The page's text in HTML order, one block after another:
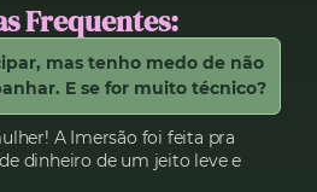
Frequentes:
mas tenho medo de não
E se for muito técnico?
A Imersão foi feita pra
dinheiro de um jeito leve e